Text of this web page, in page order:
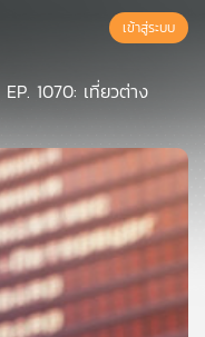
เข้าสู่ระบบ
EP. 1070: เที่ยวต่าง